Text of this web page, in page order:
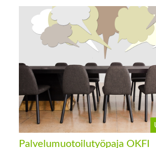
Palvelumuotoilutyöpaja OKFI